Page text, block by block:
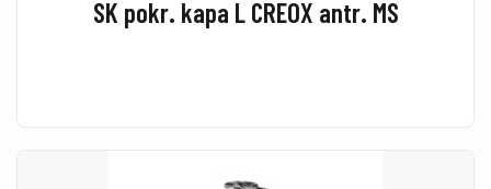
SK pokr. kapa L CREOX antr. MS